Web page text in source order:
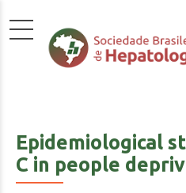
Epidemiological
C in people